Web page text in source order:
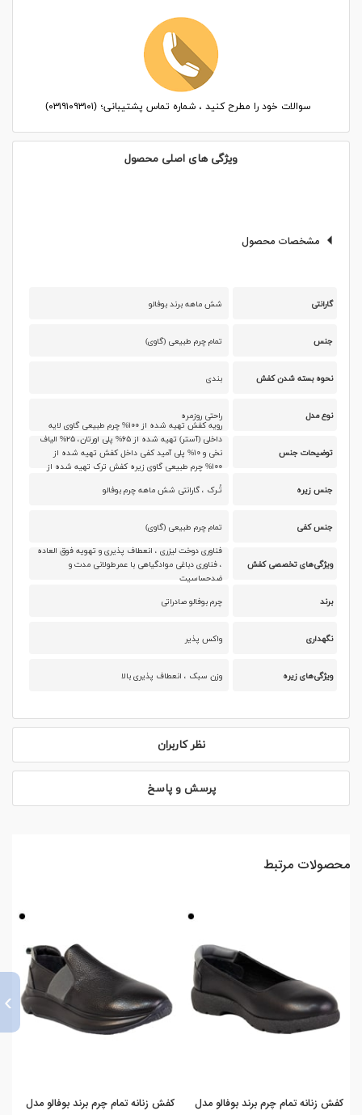
سوالات خود را مطرح کنید ، شماره تماس پشتیبانی؛ (۰۳۱۹۱۰۹۳۱۰۱)
ویژگی های اصلی محصول
مشخصات محصول
گارانتی شش ماهه برند بوفالو
جنس تمام چرم طبیعی (گاوی)
نحوه بسته شدن کفش بندی
نوع مدل راحتی روزمره
توضیحات جنس
رویه کفش تهیه شده از ۱۰۰% چرم طبیعی گاوی لایه
داخلی (آستر) تهیه شده از ۶۵% پلی اورتان، ۲۵% الیاف
نخی و ۱۰% پلی آمید کفی داخل کفش تهیه شده از
۱۰۰% چرم طبیعی گاوی زیره کفش ترک تهیه شده از
جنس زیره تُـرک ، گارانتی شش ماهه چرم بوفالو
جنس کفی تمام چرم طبیعی (گاوی)
ویژگی‌های تخصصی کفش
فناوری دوخت لیزری ، انعطاف پذیری و تهویه فوق العاده
، فناوری دباغی موادگیاهی با عمرطولانی مدت و
ضدحساسیت
برند
چرم بوفالو صادراتی
نگهداری واکس پذیر
ویژگی‌های زیره وزن سبک ، انعطاف پذیری بالا
نظر کاربران
پرسش و پاسخ
محصولات مرتبط
کفش زنانه تمام چرم برند بوفالو مدل
کفش زنانه تمام چرم برند بوفالو مدل
›